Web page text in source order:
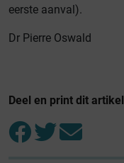
eerste aanval).
Dr Pierre Oswald
Deel en print dit artikel